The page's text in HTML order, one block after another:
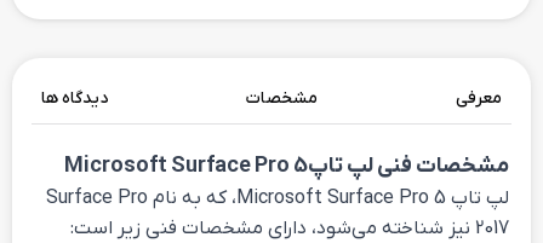
معرفی مشخصات دیدگاه ها
مشخصات فنی لپ تاپMicrosoft Surface Pro 5
لپ تاپ Microsoft Surface Pro 5، که به نام Surface Pro
2017 نیز شناخته می‌شود، دارای مشخصات فنی زیر است: